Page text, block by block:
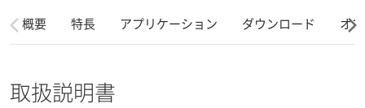
概要 特長 アプリケーション ダウンロード オ
取扱説明書